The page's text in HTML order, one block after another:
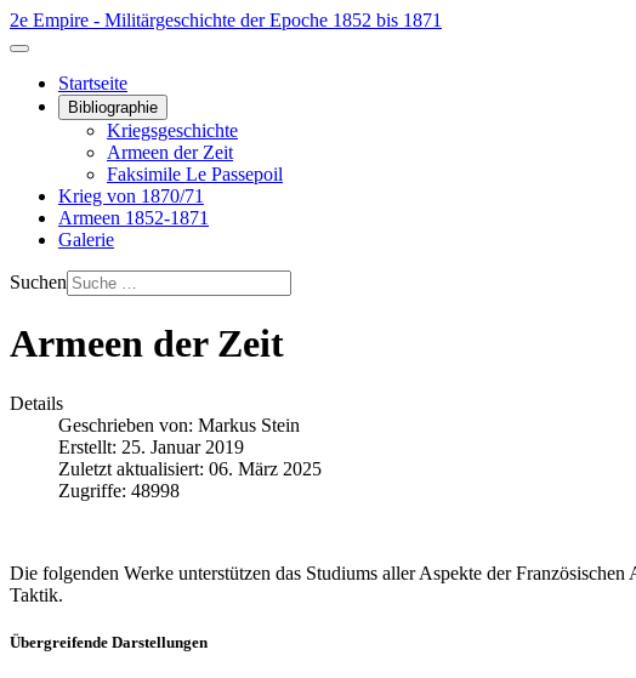
2e Empire - Militärgeschichte der Epoche 1852 bis 1871
Startseite
Bibliographie
Kriegsgeschichte
Armeen der Zeit
Faksimile Le Passepoil
Krieg von 1870/71
Armeen 1852-1871
Galerie
Suchen
Armeen der Zeit
Details
Geschrieben von: Markus Stein
Erstellt: 25. Januar 2019
Zuletzt aktualisiert: 06. März 2025
Zugriffe: 48998
Die folgenden Werke unterstützen das Studiums aller Aspekte der
Taktik.
Übergreifende Darstellungen